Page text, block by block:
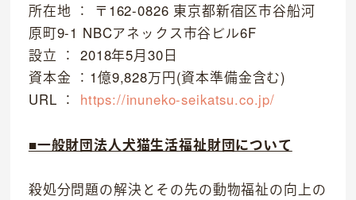
所在地 ： 〒162-0826 東京都新宿区市谷船河
原町9-1 NBCアネックス市谷ビル6F
設立 ： 2018年5月30日
資本金 ：1億9,828万円(資本準備金含む)
URL ： https://inuneko-seikatsu.co.jp/
■一般財団法人犬猫生活福祉財団について
殺処分問題の解決とその先の動物福祉の向上の